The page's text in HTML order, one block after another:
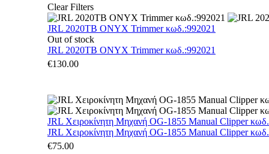
Clear Filters
JRL 2020TB ONYX Trimmer κωδ.:992021
Out of stock
JRL 2020TB ONYX Trimmer κωδ.:992021
€130.00
JRL Χειροκίνητη Μηχανή OG-1855 Manual Clipper
JRL Χειροκίνητη Μηχανή OG-1855 Manual Clipper
€75.00